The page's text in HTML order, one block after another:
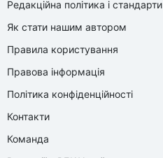
Редакційна політика і стандарти
Як стати нашим автором
Правила користування
Правова інформація
Політика конфіденційності
Контакти
Команда